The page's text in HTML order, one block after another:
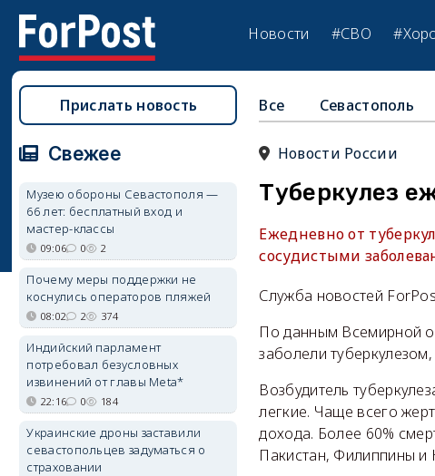
Новости #СВО
Все Севастополь
Новости России
Туберкулез
Ежедневно от
сосудистыми
Служба новостей
По данным Всемирной
заболели
Возбудитель
легкие. Чаще всего
дохода. Более 60%
Пакистан, Филиппины
Прислать новость
Свежее
Музею обороны Севастополя —
66 лет: бесплатный вход и
мастер-классы
09:06 0 2
Почему меры поддержки не
коснулись операторов пляжей
08:02 2 374
Индийский парламент
потребовал безусловных
извинений от главы Meta*
22:16 0 184
Украинские дроны заставили
севастопольцев задуматься о
страховании